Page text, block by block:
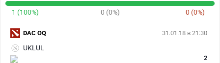
1 (100%) 0 (0%) 0 (0%)
31.01.18 в 21:30
UKLUL
2
DAC OQ